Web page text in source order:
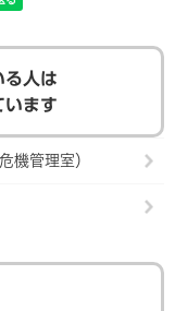
る人は
います
機管理室）